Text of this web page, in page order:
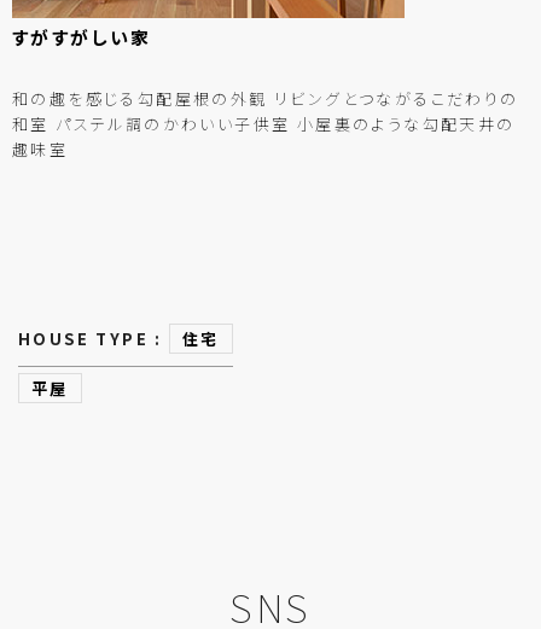
すがすが しい家
和の趣を感じる勾配屋根の外観 リビングとつながるこだわりの
和室 パステル調のかわいい子供室 小屋裏のような勾配天井の
趣味室
HOUSE TYPE : 住宅
平屋
SNS